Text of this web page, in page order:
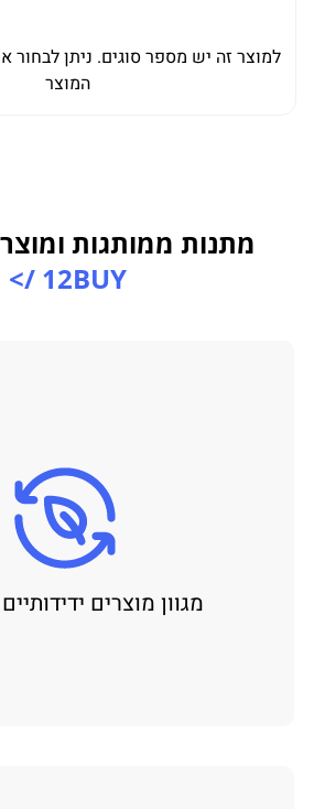
למוצר זה יש מספר סוגים. ניתן לבחור
המוצר
מתנות ממותגות
12BUY />
מגוון מוצרים